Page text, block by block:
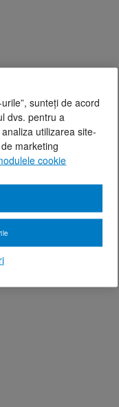
sunteți de acord
dvs. pentru a
utilizarea site-
marketing
cookie